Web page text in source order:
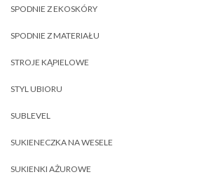
SPODNIE Z EKOSKÓRY
SPODNIE Z MATERIAŁU
STROJE KĄPIELOWE
STYL UBIORU
SUBLEVEL
SUKIENECZKA NA WESELE
SUKIENKI AŻUROWE